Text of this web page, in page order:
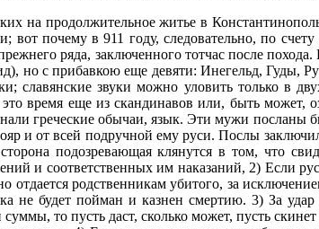
на продолжительное житье в
почему в 911 году, следовательно, по
ряда, заключенного тотчас после
но с прибавкою еще девяти: Инегельд, Гуды,
славянские звуки можно уловить только
время еще из скандинавов или, быть
греческие обычаи, язык. Эти мужи посланы
и от всей подручной ему руси. Послы
сторона подозревающая клянутся в том, что
и соответственных им наказаний, 2) Если
отдается родственникам убитого, за
не будет пойман и казнен смертию. 3) За
суммы, то пусть даст, сколько может, пусть